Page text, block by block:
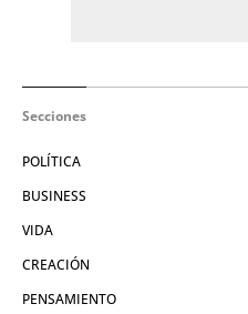
Secciones
POLÍTICA
BUSINESS
VIDA
CREACIÓN
PENSAMIENTO